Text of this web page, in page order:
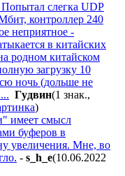
слегка UDP
контроллер 240
неприятное -
в китайских
родном китайском
загрузку 10
ночь (дольше не
Гyдвин(1 знак.,
)
имеет смысл
буферов в
увеличения. Мне, во
- s_h_e(10.06.2022